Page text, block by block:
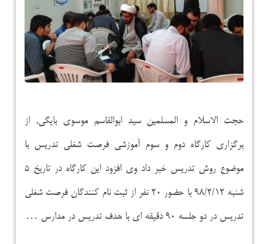
حجت الاسلام و المسلمین سید ابوالقاسم موسوی بایگی, از
برگزاری کارگاه دوم و سوم آموزشی فرصت شغلی تدریس با
موضوع روش تدریس خبر داد وی افزود این کارگاه در تاریخ ۵
شنبه ۹۸/۲/۱۲ با حضور ۲۰ نفر از ثبت نام کنندگان فرصت شغلی
تدریس در دو جلسه ۹۰ دقیقه ای با هدف تدریس در مدارس …